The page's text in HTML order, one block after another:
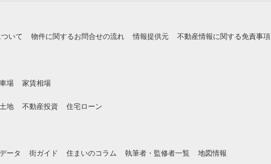
いて 物件に関するお問合せの流れ 情報提供元 不動産情報に関する免責事項
場 家賃相場
土地 不動産投資 住宅ローン
ータ 街ガイド 住まいのコラム 執筆者・監修者一覧 地図情報